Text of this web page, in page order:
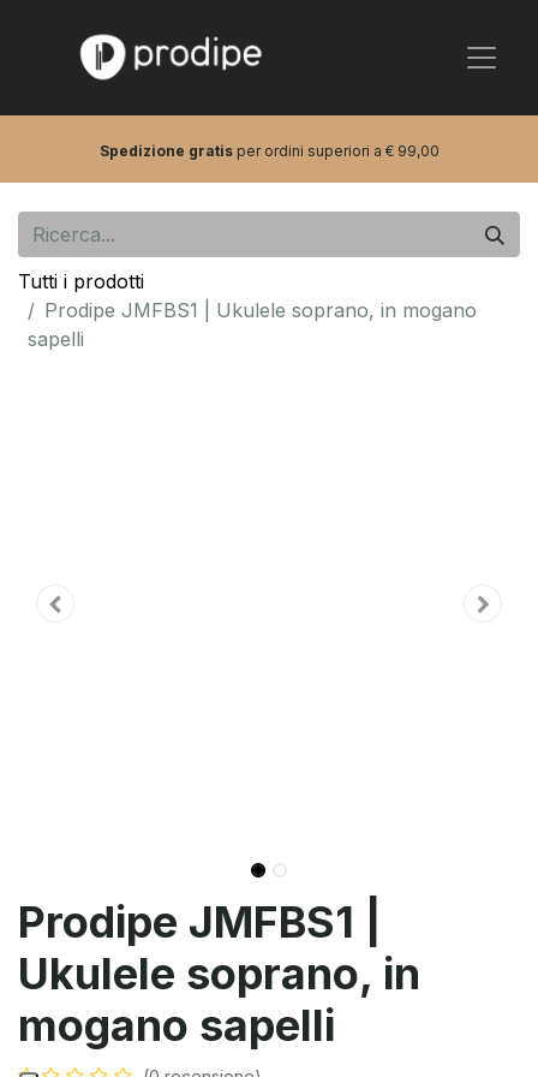
Spedizione gratis per ordini superiori a € 99,00
Tutti i prodotti
Prodipe JMFBS1 | Ukulele soprano, in mogano
sapelli
Prodipe JMFBS1 |
Ukulele soprano, in
mogano sapelli